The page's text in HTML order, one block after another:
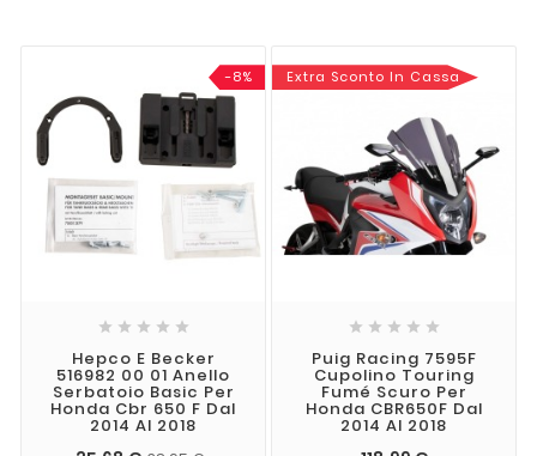
-8%
    
Hepco E Becker
516982 00 01 Anello
Serbatoio Basic Per
Honda Cbr 650 F Dal
2014 Al 2018
Extra Sconto In Cassa
    
Puig Racing 7595F
Cupolino Touring
Fumé Scuro Per
Honda CBR650F Dal
2014 Al 2018